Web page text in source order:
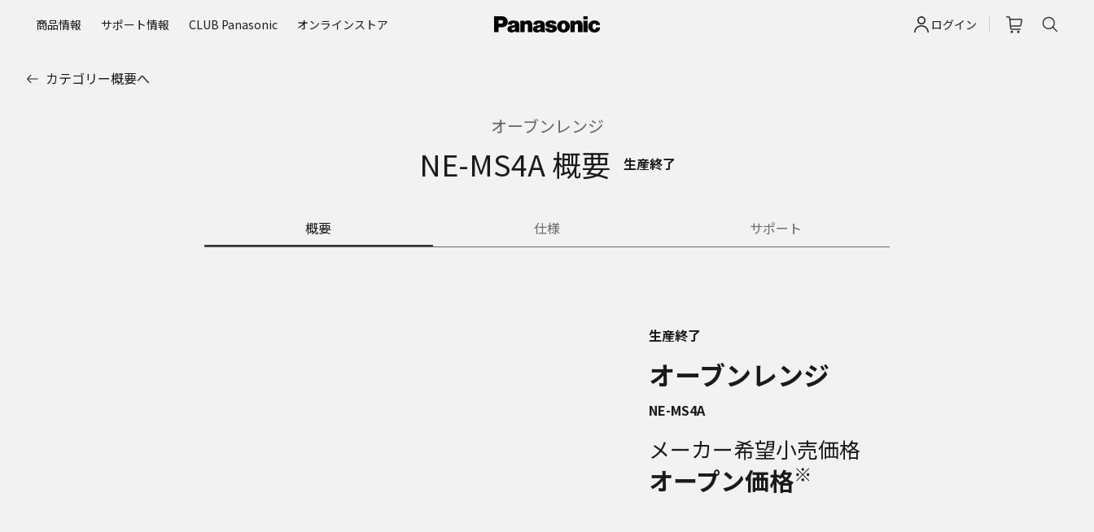
ログイン
商品情報 サポート情報 CLUB Panasonic オンラインストア
カテゴリー概要へ
オーブンレンジ
NE-MS4A 概要 生産終了
概要 仕様 サポート
生産終了
オーブンレンジ
NE-MS4A
メーカー希望小売価格
オープン価格※